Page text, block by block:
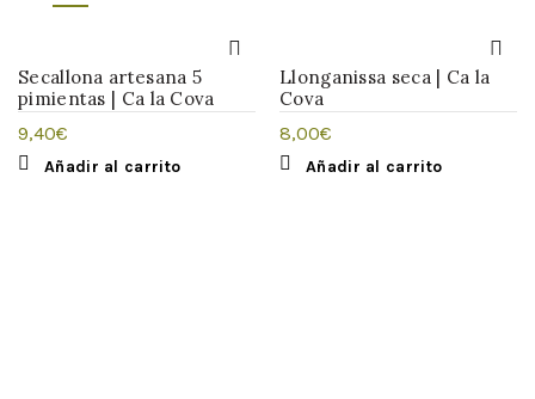
Secallona artesana 5
pimientas | Ca la Cova
9,40€
Añadir al carrito
Llonganissa seca | Ca la
Cova
8,00€
Añadir al carrito